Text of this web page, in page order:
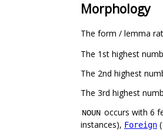
Morphology
The form / lemma
The 1st highest
The 2nd highest
The 3rd highest
NOUN occurs with 6
instances), Foreign